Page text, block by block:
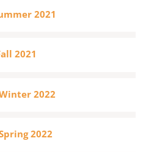
2021
2021
2022
2022